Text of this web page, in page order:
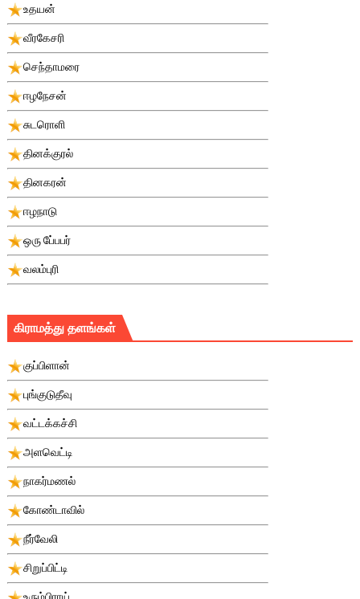
உதயன்
வீரகேசரி
செந்தாமரை
ஈழநேசன்
சுடரொளி
தினக்குரல்
தினகரன்
ஈழநாடு
ஒரு பே்பபர்
வலம்புரி
கிராமத்து தளங்கள்
குப்பிளான்
புங்குடுதீவு
வட்டக்கச்சி
அளவெட்டி
நாகர்மணல்
கோண்டாவில்
நீர்வேலி
சிறுப்பிட்டி
உரும்பிராய்